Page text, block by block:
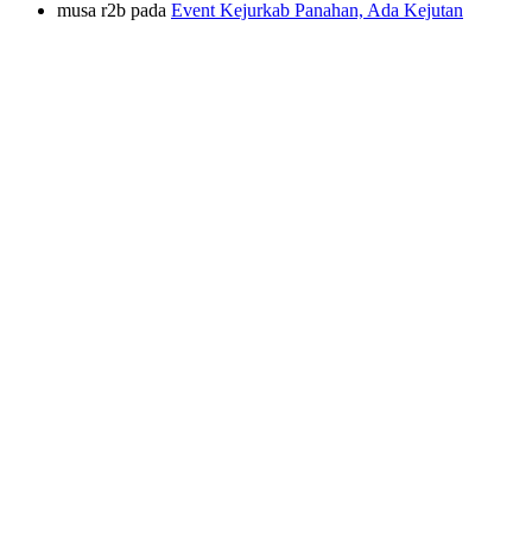
musa r2b pada Event Kejurkab Panahan, Ada Kejutan